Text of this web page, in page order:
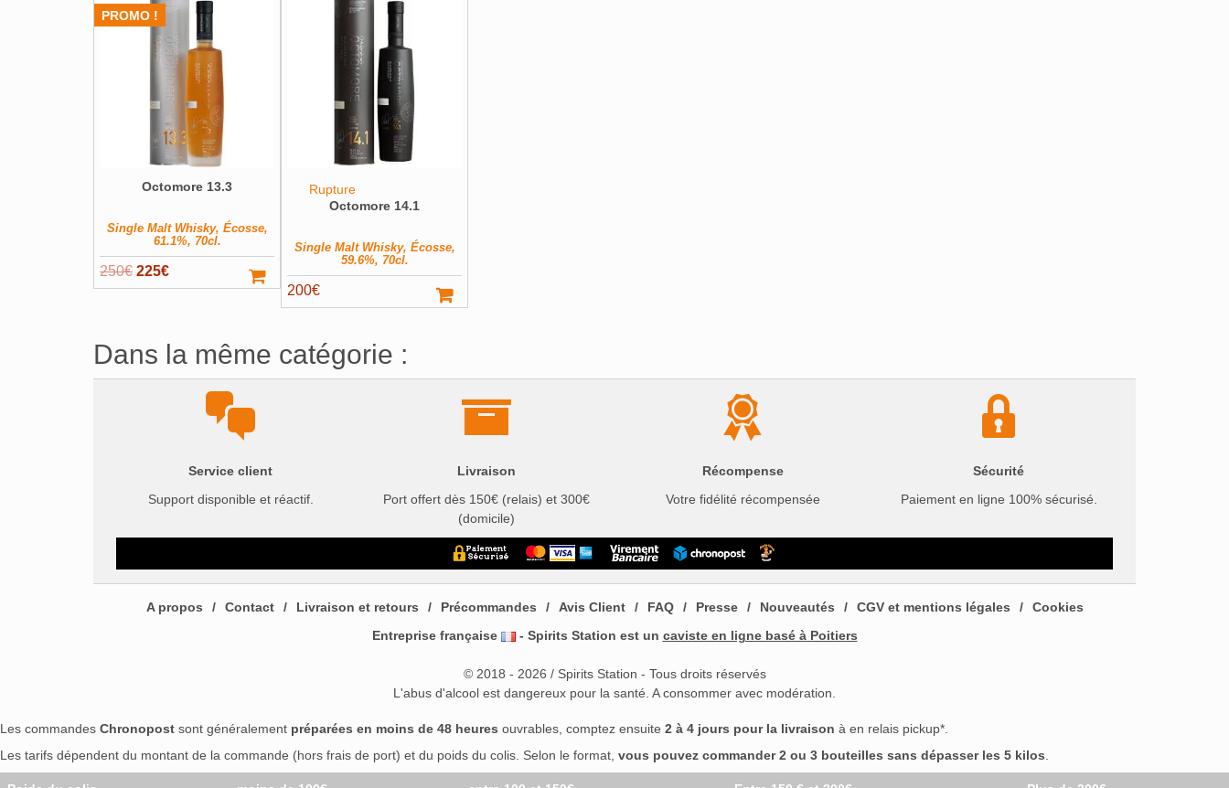
PROMO !
Octomore 13.3
Single Malt Whisky, Écosse,
61.1%, 70cl.
250€ Le
prix
250€.
225€Le
prix
225€.
Rupture
Octomore 14.1
Single Malt Whisky, Écosse,
59.6%, 70cl.
200€
Dans la même catégorie :
Service client
Support disponible et réactif.
Livraison
Port offert dès 150€ (relais) et 300€
(domicile)
Récompense
Votre fidélité récompensée
Sécurité
Paiement en ligne 100% sécurisé.
A propos Contact Livraison et retours Précommandes Avis Client FAQ Presse Nouveautés CGV et mentions légales
Cookies
Entreprise française
- Spirits Station est un caviste en ligne basé à Poitiers
© 2018 - 2026 / Spirits Station - Tous droits réservés
L'abus d'alcool est dangereux pour la santé. A consommer avec modération.
Les commandes Chronopost sont généralement préparées en moins de 48 heures ouvrables, comptez ensuite 2 à 4 jours pour la livraison à en relais pickup*.
Les tarifs dépendent du montant de la commande (hors frais de port) et du poids du colis. Selon le format, vous pouvez commander 2 ou 3 bouteilles sans dépasser les 5 kilos